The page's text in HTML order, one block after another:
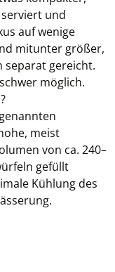
und
auf wenige
mitunter größer,
separat gereicht.
möglich.
meist
von ca. 240–
gefüllt
Kühlung des